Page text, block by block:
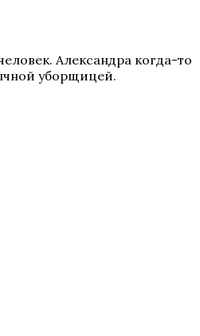
Александра когда-то
уборщицей.